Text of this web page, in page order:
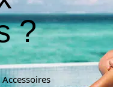
?
Accessoires